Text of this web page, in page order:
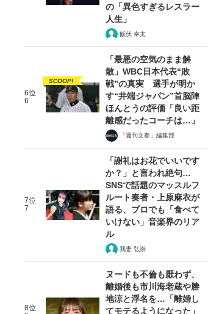
の「異色すぎるレスラー
人生」
飯伏 幸太
6位
6
SCOOP!
「最悪の空気のまま解
散」WBC日本代表“敗
戦”の真実 選手が明か
す“井端ジャパン”首脳陣
ほんとうの評価「良い距
離感だったコーチは…」
「週刊文春」編集部
7位
7
「謝礼はお花でいいです
か？」と言われ絶句…
SNSで話題のマッスルフ
ルート奏者・上原麻衣が
語る、プロでも「食べて
いけない」音楽界のリア
ル
我妻 弘崇
8位
ヌードも不倫も厭わず、
離婚後も市川海老蔵や勝
地涼と浮名を…「離婚し
てモテるようになった」